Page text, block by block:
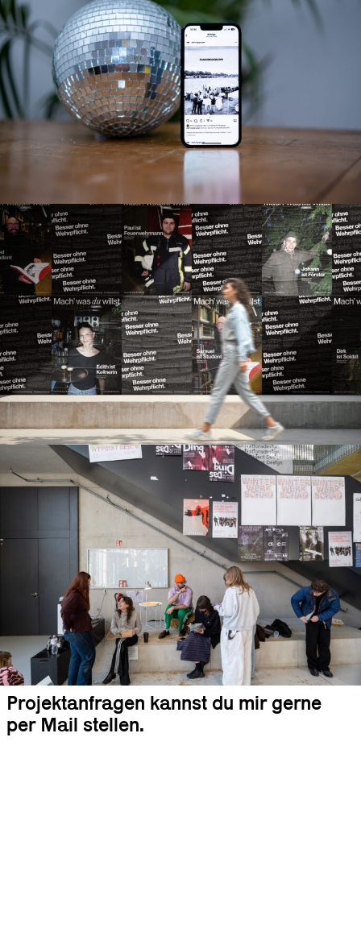
Projektanfragen kannst du mir gerne
per Mail stellen.